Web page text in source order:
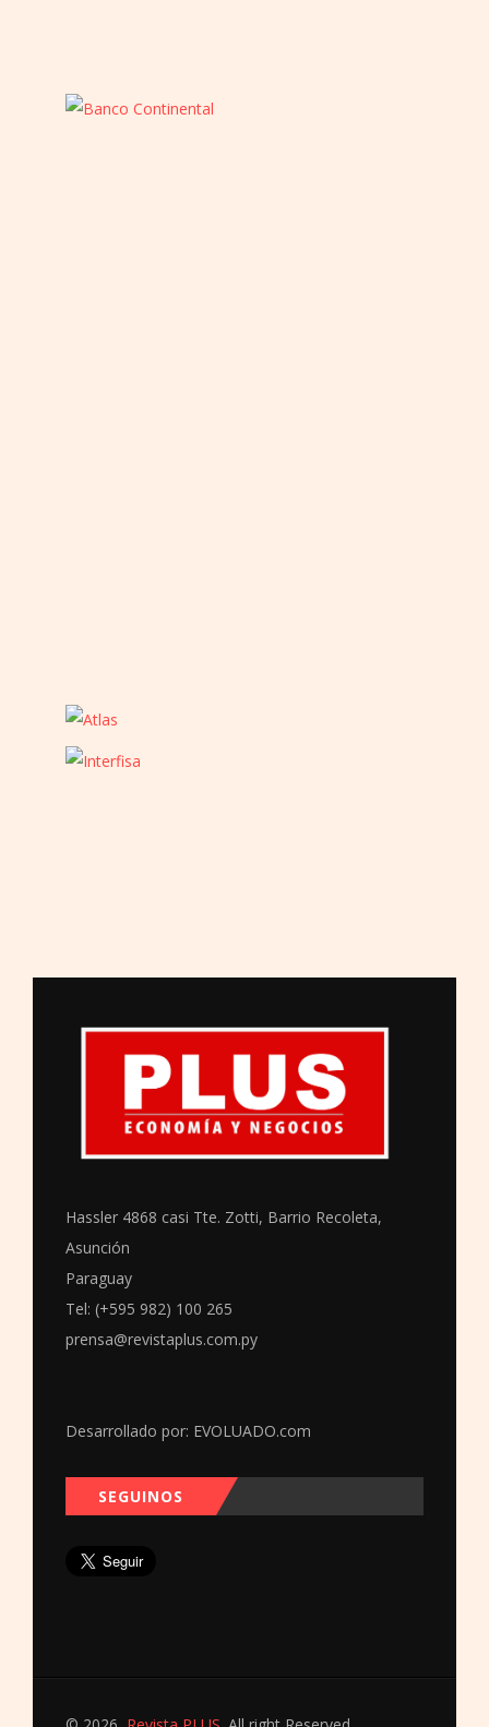
Hassler 4868 casi Tte. Zotti, Barrio Recoleta,
Asunción
Paraguay
Tel: (+595 982) 100 265
prensa@revistaplus.com.py
Desarrollado por: EVOLUADO.com
SEGUINOS